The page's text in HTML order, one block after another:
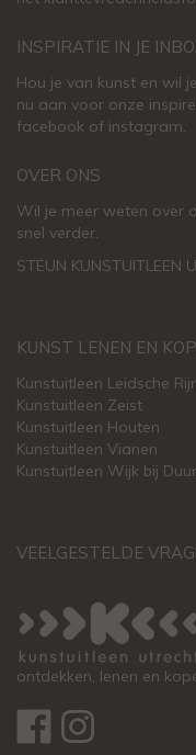
INSPIRATIE IN JE
Hou je van kunst en wil
nu aan voor onze
facebook of instagram.
OVER ONS
Wil je meer weten over
snel verder.
STEUN KUNSTUITLEEN
KUNST LENEN EN
Kunstuitleen Leidsche
Kunstuitleen Zeist
Kunstuitleen Houten
Kunstuitleen Vianen
Kunstuitleen Wijk bij
VEELGESTELDE
ontdekken, lenen en